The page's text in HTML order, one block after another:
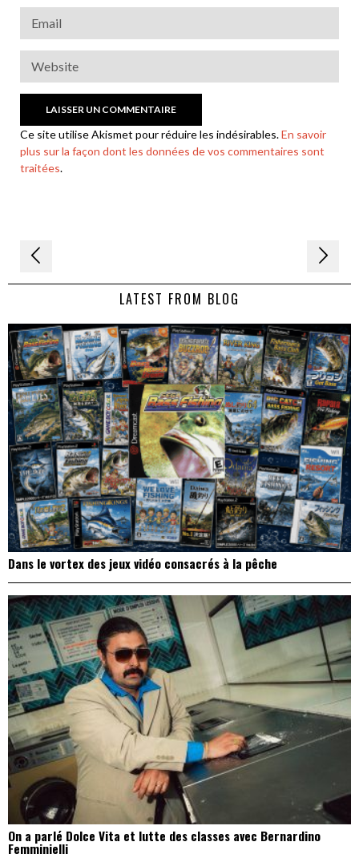
Ce site utilise Akismet pour réduire les indésirables.En savoir
plus sur la façon dont les données de vos commentaires sont
traitées.
Navigation
de LATEST FROM BLOG
Dans le vortex des jeux vidéo consacrés à la pêche
On a parlé Dolce Vita et lutte des classes avec Bernardino
Femminielli